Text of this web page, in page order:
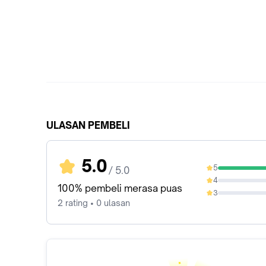
ULASAN PEMBELI
5.0 / 5.0
100% pembeli merasa puas
2 rating • 0 ulasan
5
100%
4
0%
3
0%